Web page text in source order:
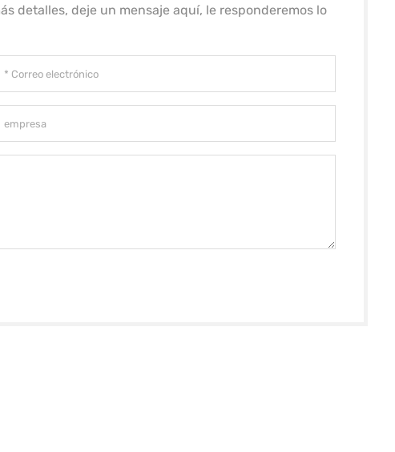
detalles, deje un mensaje aquí, le responderemos lo